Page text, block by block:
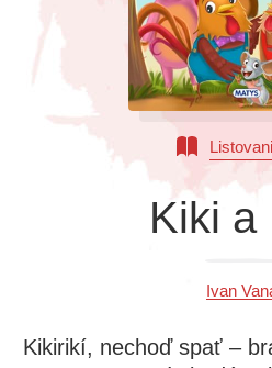
Výchova a pedagogika
Všetky
Kiki a
Ivan
Kikirikí, nechoď spať –